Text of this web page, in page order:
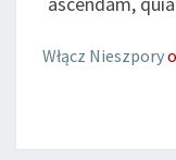
Włącz Nieszpory